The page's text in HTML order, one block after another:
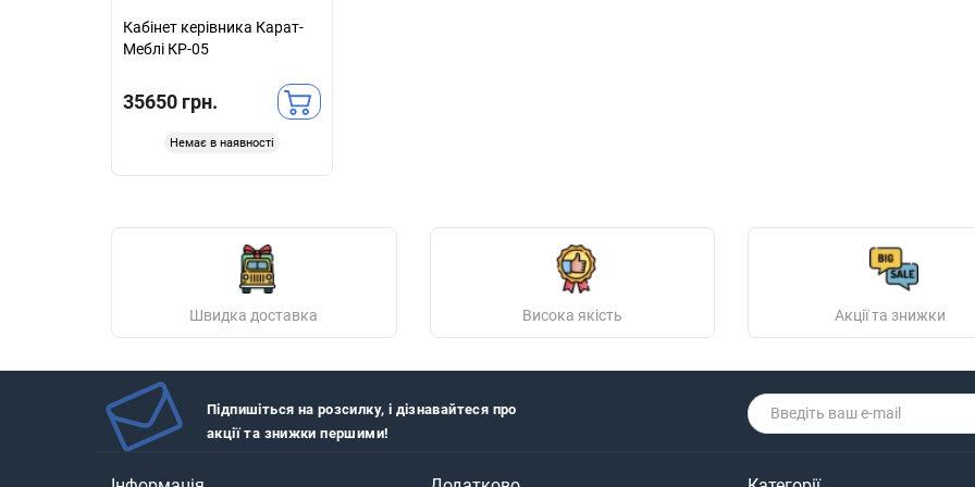
Кабінет керівника Карат-
Меблі КР-05
35650 грн.
Немає в наявності
Швидка доставка Висока якість Акції та знижки
Підпишіться на розсилку, і дізнавайтеся про
акції та знижки першими!